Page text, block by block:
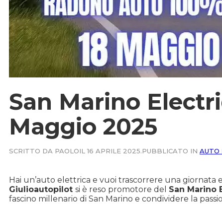
San Marino
Maggio 2025
SCRITTO DA PAOLOIL 16 APRILE 2025.PUBBLICATO IN AUTO
Hai un’auto elettrica e vuoi trascorrere una giornata
Giulioautopilot si è reso promotore del San Marino
fascino millenario di San Marino e condividere la